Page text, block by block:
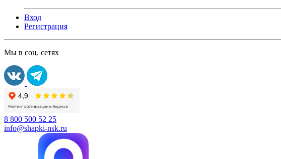
Вход
Регистрация
Мы в соц. сетях
8 800 500 52 25
info@shapki-nsk.ru